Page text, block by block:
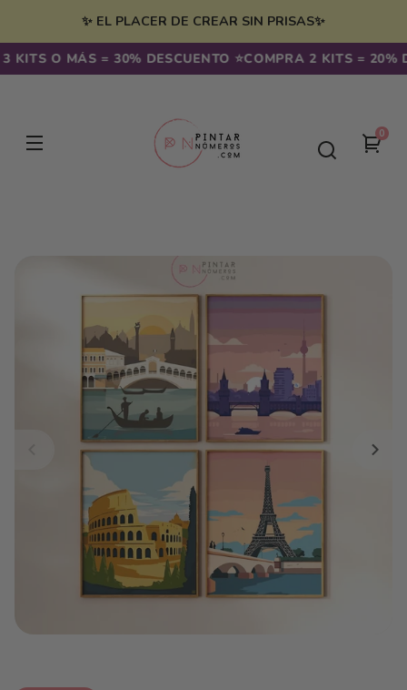
✨ EL PLACER DE CREAR SIN PRISAS✨
O MÁS = 30% DESCUENTO ⭐️COMPRA 2 KITS = 20%
Tu
00
del producto